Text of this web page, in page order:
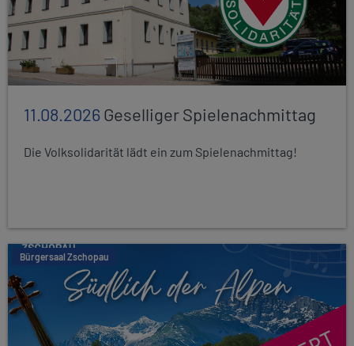
11.08.2026Geselliger Spielenachmittag
Die Volksolidarität lädt ein zum Spielenachmittag!
Bürgersaal Zschopau